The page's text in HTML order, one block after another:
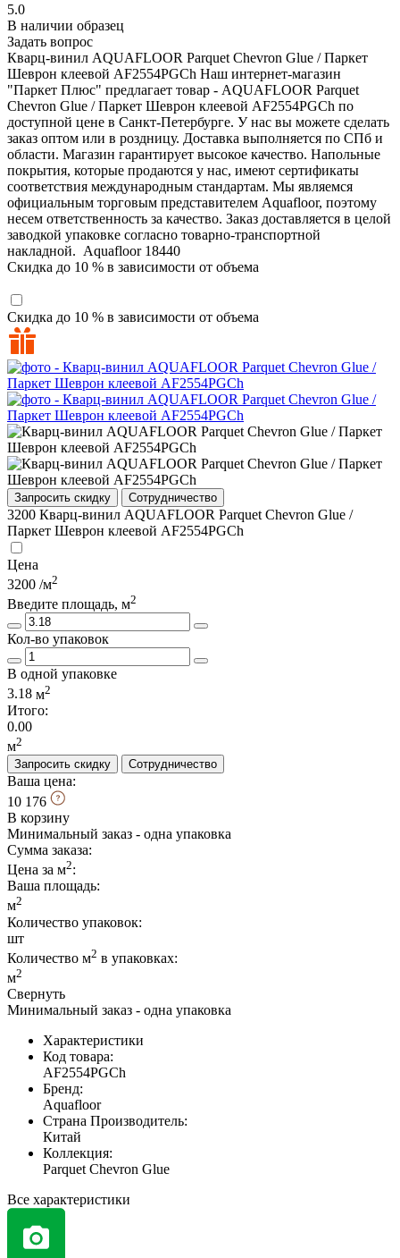
5.0
В наличии образец
Задать вопрос
Кварц-винил AQUAFLOOR Parquet Chevron Glue / Паркет
Шеврон клеевой AF2554PGCh Наш интернет-магазин
"Паркет Плюс" предлагает товар - AQUAFLOOR Parquet
Chevron Glue / Паркет Шеврон клеевой AF2554PGCh по
доступной цене в Санкт-Петербурге. У нас вы можете сделать
заказ оптом или в роздницу. Доставка выполняется по СПб и
области. Магазин гарантирует высокое качество. Напольные
покрытия, которые продаются у нас, имеют сертификаты
соответствия международным стандартам. Мы являемся
официальным торговым представителем Aquafloor, поэтому
несем ответственность за качество. Заказ доставляется в целой
заводкой упаковке согласно товарно-транспортной
накладной. Aquafloor 18440
Скидка до 10 % в зависимости от объема
Скидка до 10 % в зависимости от объема
Запросить скидку Сотрудничество
3200 Кварц-винил AQUAFLOOR Parquet Chevron Glue /
Паркет Шеврон клеевой AF2554PGCh
Цена
3200 /м2
Введите площадь, м2
Кол-во упаковок
В одной упаковке
3.18 м2
Итого:
0.00
м2
Запросить скидку
Сотрудничество
Ваша цена:
10 176
В корзину
Минимальный заказ - одна упаковка
Сумма заказа:
Цена за м2:
Ваша площадь:
м2
Количество упаковок:
шт
Количество м2 в упаковках:
м2
Свернуть
Минимальный заказ - одна упаковка
Характеристики
Код товара:
AF2554PGCh
Бренд:
Aquafloor
Страна Производитель:
Китай
Коллекция:
Parquet Chevron Glue
Все характеристики